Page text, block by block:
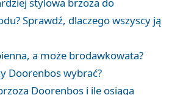
Sprawdź, dlaczego wszyscy ją
a może brodawkowata?
Doorenbos wybrać?
Doorenbos i ile osiąga